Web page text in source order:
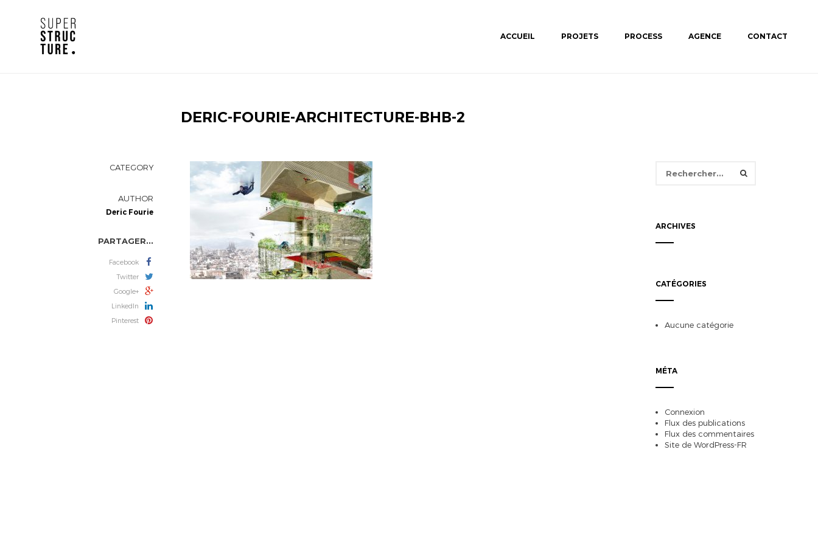
ACCUEIL PROJETS PROCESS AGENCE CONTACT
DERIC-FOURIE-ARCHITECTURE-BHB-2
CATEGORY
AUTHOR
Deric Fourie
PARTAGER...
Facebook
Twitter
Google+
LinkedIn
Pinterest
ARCHIVES
CATÉGORIES
Aucune catégorie
MÉTA
Connexion
Flux des publications
Flux des commentaires
Site de WordPress-FR